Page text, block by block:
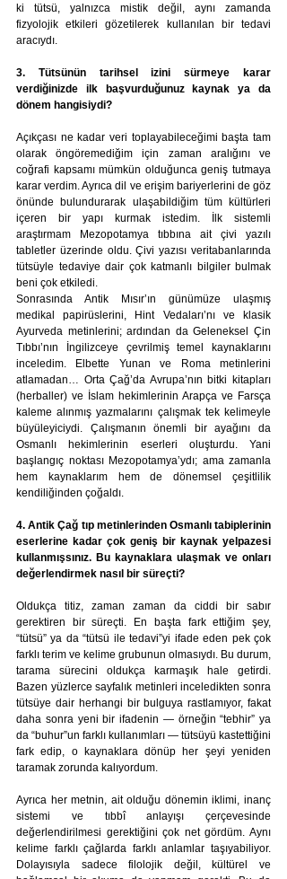
ki tütsü, yalnızca mistik değil, aynı zamanda
fizyolojik etkileri gözetilerek kullanılan bir tedavi
aracıydı.
3. Tütsünün tarihsel izini sürmeye karar
verdiğinizde ilk başvurduğunuz kaynak ya da
dönem hangisiydi?
Açıkçası ne kadar veri toplayabileceğimi başta tam
olarak öngöremediğim için zaman aralığını ve
coğrafi kapsamı mümkün olduğunca geniş tutmaya
karar verdim. Ayrıca dil ve erişim bariyerlerini de göz
önünde bulundurarak ulaşabildiğim tüm kültürleri
içeren bir yapı kurmak istedim. İlk sistemli
araştırmam Mezopotamya tıbbına ait çivi yazılı
tabletler üzerinde oldu. Çivi yazısı veritabanlarında
tütsüyle tedaviye dair çok katmanlı bilgiler bulmak
beni çok etkiledi.
Sonrasında Antik Mısır’ın günümüze ulaşmış
medikal papirüslerini, Hint Vedaları’nı ve klasik
Ayurveda metinlerini; ardından da Geleneksel Çin
Tıbbı’nın İngilizceye çevrilmiş temel kaynaklarını
inceledim. Elbette Yunan ve Roma metinlerini
atlamadan… Orta Çağ’da Avrupa’nın bitki kitapları
(herballer) ve İslam hekimlerinin Arapça ve Farsça
kaleme alınmış yazmalarını çalışmak tek kelimeyle
büyüleyiciydi. Çalışmanın önemli bir ayağını da
Osmanlı hekimlerinin eserleri oluşturdu. Yani
başlangıç noktası Mezopotamya’ydı; ama zamanla
hem kaynaklarım hem de dönemsel çeşitlilik
kendiliğinden çoğaldı.
4. Antik Çağ tıp metinlerinden Osmanlı tabiplerinin
eserlerine kadar çok geniş bir kaynak yelpazesi
kullanmışsınız. Bu kaynaklara ulaşmak ve onları
değerlendirmek nasıl bir süreçti?
Oldukça titiz, zaman zaman da ciddi bir sabır
gerektiren bir süreçti. En başta fark ettiğim şey,
“tütsü” ya da “tütsü ile tedavi”yi ifade eden pek çok
farklı terim ve kelime grubunun olmasıydı. Bu durum,
tarama sürecini oldukça karmaşık hale getirdi.
Bazen yüzlerce sayfalık metinleri inceledikten sonra
tütsüye dair herhangi bir bulguya rastlamıyor, fakat
daha sonra yeni bir ifadenin — örneğin “tebhir” ya
da “buhur”un farklı kullanımları — tütsüyü kastettiğini
fark edip, o kaynaklara dönüp her şeyi yeniden
taramak zorunda kalıyordum.
Ayrıca her metnin, ait olduğu dönemin iklimi, inanç
sistemi ve tıbbî anlayışı çerçevesinde
değerlendirilmesi gerektiğini çok net gördüm. Aynı
kelime farklı çağlarda farklı anlamlar taşıyabiliyor.
Dolayısıyla sadece filolojik değil, kültürel ve